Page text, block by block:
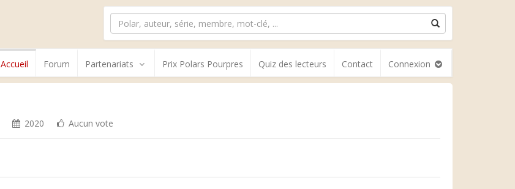
Accueil Forum Partenariats Prix Polars Pourpres Quiz des lecteurs Contact Connexion
2020 Aucun vote